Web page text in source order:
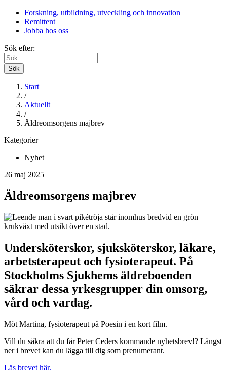
Forskning, utbildning, utveckling och innovation
Remittent
Jobba hos oss
Sök efter:
Sök
Start
/
Aktuellt
/
Äldreomsorgens majbrev
Kategorier
Nyhet
26 maj 2025
Äldreomsorgens majbrev
Undersköterskor, sjuksköterskor, läkare,
arbetsterapeut och fysioterapeut. På
Stockholms Sjukhems äldreboenden
säkrar dessa yrkesgrupper din omsorg,
vård och vardag.
Möt Martina, fysioterapeut på Poesin i en kort film.
Vill du säkra att du får Peter Ceders kommande nyhetsbrev!? Längst
ner i brevet kan du lägga till dig som prenumerant.
Läs brevet här.